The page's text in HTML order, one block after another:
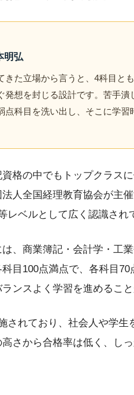
明弘
きた立場から言うと、4科目と
発想を封じる設計です。苦手
点科目を洗い出し、そこに学
格の中でもトップクラス
人全国経理教育協会が主
レベルとして広く認識され
、商業簿記・会計学・工
目100点満点で、各科目
ンスよく学習を進めること
されており、社会人や学生
さから合格率は低く、し